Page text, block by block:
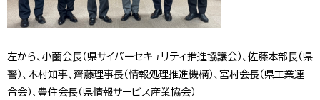
左から、小薗会長（県サイバーセキュリティ推進協議会）、佐藤本部長（県
警）、木村知事、齊藤理事長（情報処理推進機構）、宮村会長（県工業連
合会）、豊住会長（県情報サービス産業協会）